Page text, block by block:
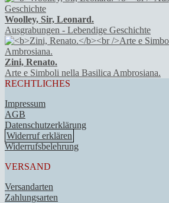
Woolley, Sir, Leonard.
Ausgrabungen - Lebendige Geschichte
Zini, Renato.
Arte e Simboli nella Basilica Ambrosiana.
RECHTLICHES
Impressum
AGB
Datenschutzerklärung
Widerruf erklären
Widerrufsbelehrung
VERSAND
Versandarten
Zahlungsarten